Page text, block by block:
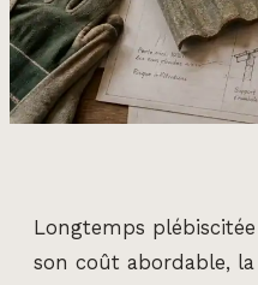
Longtemps
son coût abordable,